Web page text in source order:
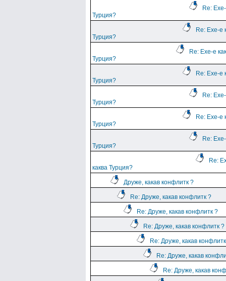
Re:
Турция?
Re: Ехе-е
Турция?
Re: Ехе-е
Турция?
Re: Ехе-е
Турция?
Re:
Турция?
Re: Ехе-е
Турция?
Re:
Турция?
Re:
каква Турция?
Друже, какав конфлитк ?
Re: Друже, какав конфлитк ?
Re: Друже, какав конфлитк ?
Re: Друже, какав конфлитк ?
Re: Друже, какав
Re: Друже, какав
Re: Друже, какав